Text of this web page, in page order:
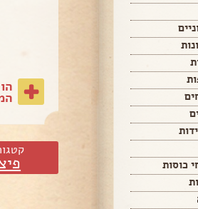
כוסות